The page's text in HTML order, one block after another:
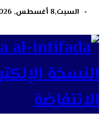
السبت,8 أغسطس, 2026
النسخة
الانتفاضة